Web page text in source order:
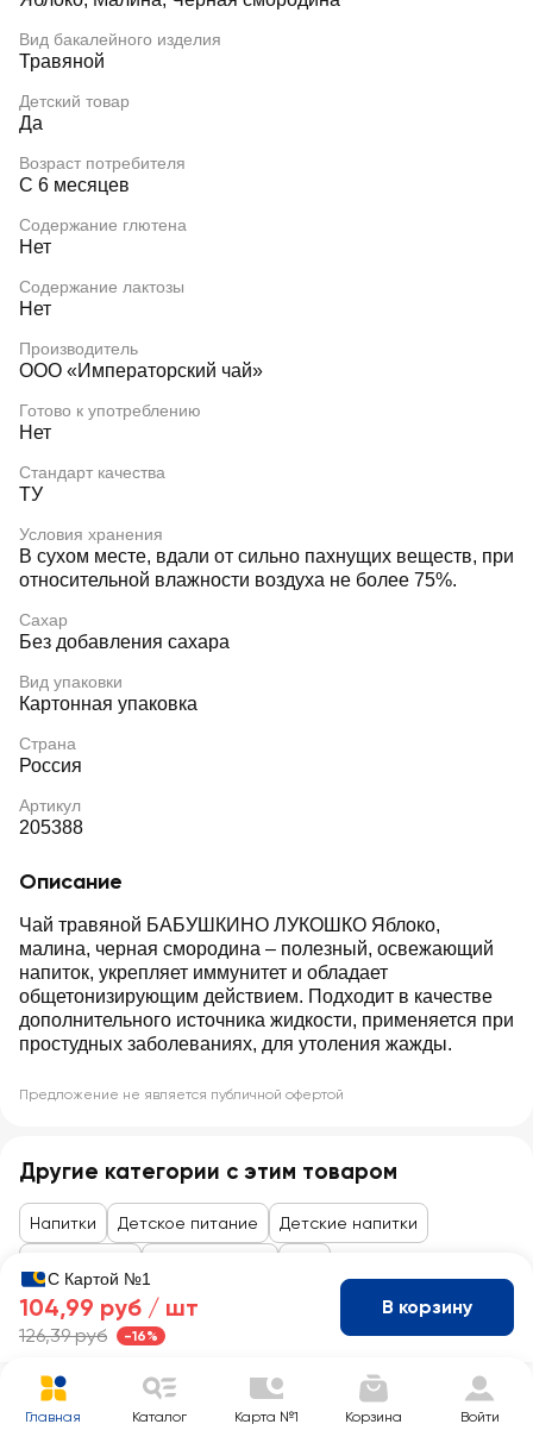
Вид бакалейного изделия
Травяной
Детский товар
Да
Возраст потребителя
С 6 месяцев
Содержание глютена
Нет
Содержание лактозы
Нет
Производитель
ООО «Императорский чай»
Готово к употреблению
Нет
Стандарт качества
ТУ
Условия хранения
В сухом месте, вдали от сильно пахнущих веществ, при
относительной влажности воздуха не более 75%.
Сахар
Без добавления сахара
Вид упаковки
Картонная упаковка
Страна
Россия
Артикул
205388
Описание
Чай травяной БАБУШКИНО ЛУКОШКО Яблоко,
малина, черная смородина – полезный, освежающий
напиток, укрепляет иммунитет и обладает
общетонизирующим действием. Подходит в качестве
дополнительного источника жидкости, применяется при
простудных заболеваниях, для утоления жажды.
Предложение не является публичной офертой
Другие категории с этим товаром
Напитки Детское питание Детские напитки
С Картой №1
104,99 руб / шт
126,39 руб -16%
В корзину
Главная Каталог Карта №1 Корзина Войти